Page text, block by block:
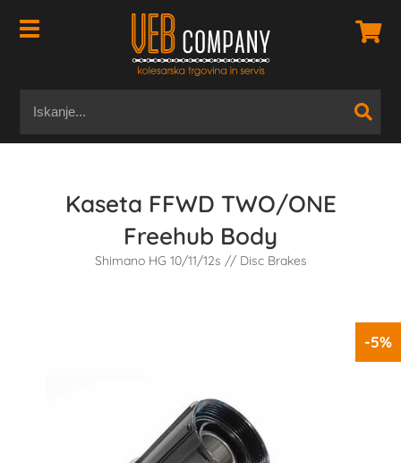
Kaseta FFWD TWO/ONE
Freehub Body
Shimano HG 10/11/12s // Disc Brakes
-5%